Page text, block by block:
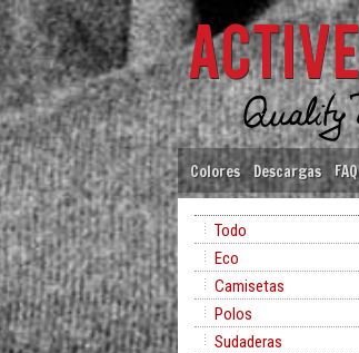
Colores Descargas FAQ
Todo
Eco
Camisetas
Polos
Sudaderas